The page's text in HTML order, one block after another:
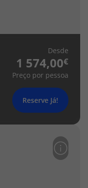
Desde
1 574,00
Preço por pessoa
Reserve Já!